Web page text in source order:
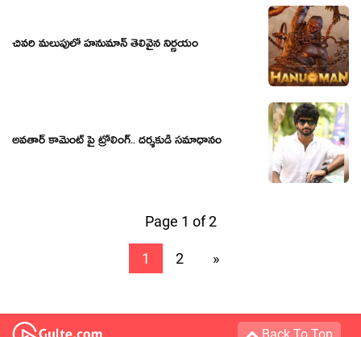
చివరి మలుపులో హనుమాన్ తెలివైన నిర్ణయం
అవతార్ కామెంట్ పై ట్రోలింగ్.. దర్శకుడి సమాధానం
Page 1 of 2
1 2 »
Back To Top